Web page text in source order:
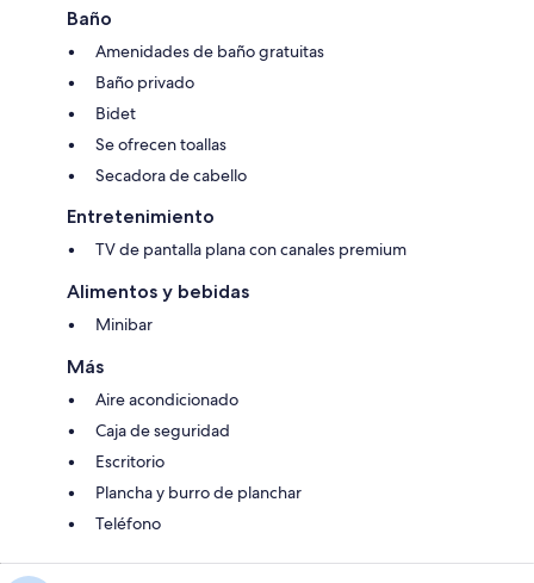
Baño
Amenidades de baño gratuitas
Baño privado
Bidet
Se ofrecen toallas
Secadora de cabello
Entretenimiento
TV de pantalla plana con canales premium
Alimentos y bebidas
Minibar
Más
Aire acondicionado
Caja de seguridad
Escritorio
Plancha y burro de planchar
Teléfono